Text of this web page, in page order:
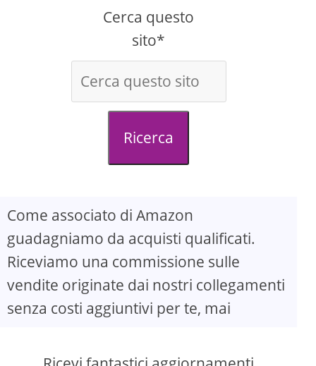
V
i
d
Cerca questo
sito*
Ricerca
Come associato di Amazon
guadagniamo da acquisti qualificati.
Riceviamo una commissione sulle
vendite originate dai nostri collegamenti
senza costi aggiuntivi per te, mai